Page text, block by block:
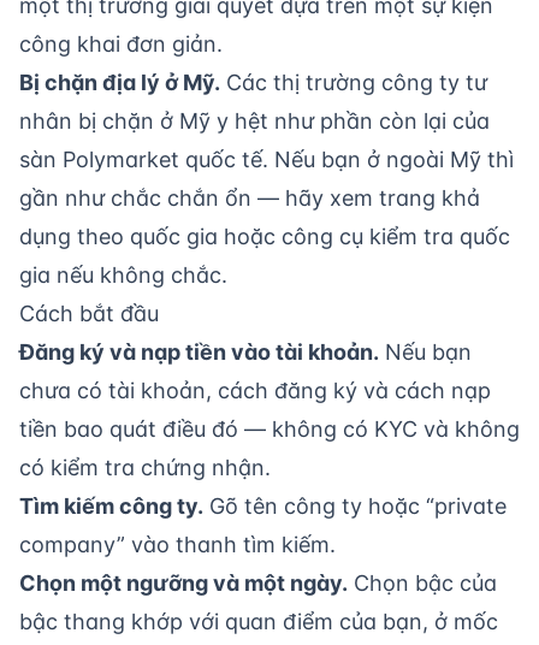
một thị trường giải quyết dựa trên một sự kiện
công khai đơn giản.
Bị chặn địa lý ở Mỹ. Các thị trường công ty tư
nhân bị chặn ở Mỹ y hệt như phần còn lại của
sàn Polymarket quốc tế. Nếu bạn ở ngoài Mỹ thì
gần như chắc chắn ổn — hãy xem trang khả
dụng theo quốc gia hoặc công cụ kiểm tra quốc
gia nếu không chắc.
Cách bắt đầu
Đăng ký và nạp tiền vào tài khoản. Nếu bạn
chưa có tài khoản, cách đăng ký và cách nạp
tiền bao quát điều đó — không có KYC và không
có kiểm tra chứng nhận.
Tìm kiếm công ty. Gõ tên công ty hoặc “private
company” vào thanh tìm kiếm.
Chọn một ngưỡng và một ngày. Chọn bậc của
bậc thang khớp với quan điểm của bạn, ở mốc